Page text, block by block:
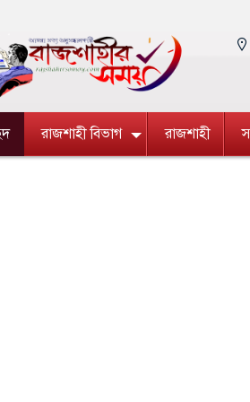
রাজশাহী বিভাগ রাজশাহী